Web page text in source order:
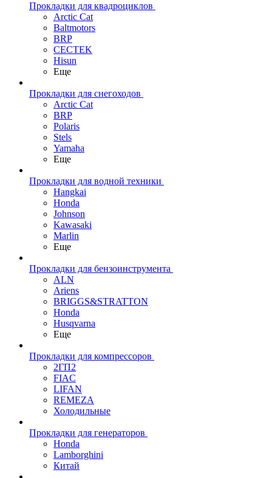
Прокладки для квадроциклов
Arctic Cat
Baltmotors
BRP
CECTEK
Hisun
Еще
Прокладки для снегоходов
Arctic Cat
BRP
Polaris
Stels
Yamaha
Еще
Прокладки для водной техники
Hangkai
Honda
Johnson
Kawasaki
Marlin
Еще
Прокладки для бензоинструмента
ALN
Ariens
BRIGGS&STRATTON
Honda
Husqvarna
Еще
Прокладки для компрессоров
2ГП2
FIAC
LIFAN
REMEZA
Холодильные
Прокладки для генераторов
Honda
Lamborghini
Китай